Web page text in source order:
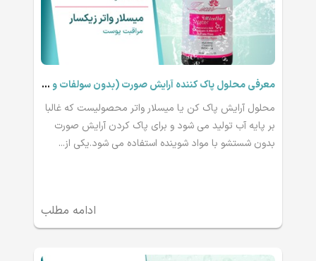
معرفی محلول پاک کننده آرایش صورت (بدون سولفات و پارابن )
محلول آرایش پاک کن یا میسلار واتر محصولیست که غالبا
بر پایه آب تولید می شود و برای پاک کردن آرایش صورت
بدون شستشو با مواد شوینده استفاده می شود.یکی از...
ادامه مطلب